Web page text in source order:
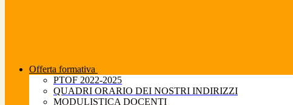
Offerta formativa
PTOF 2022-2025
QUADRI ORARIO DEI NOSTRI INDIRIZZI
MODULISTICA DOCENTI